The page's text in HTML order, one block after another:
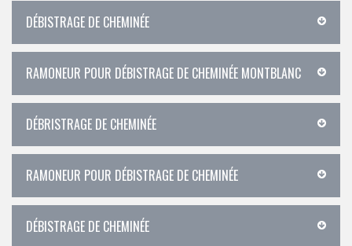
DÉBISTRAGE DE CHEMINÉE
RAMONEUR POUR DÉBISTRAGE DE CHEMINÉE MONTBLANC
DÉBRISTRAGE DE CHEMINÉE
RAMONEUR POUR DÉBISTRAGE DE CHEMINÉE
DÉBISTRAGE DE CHEMINÉE